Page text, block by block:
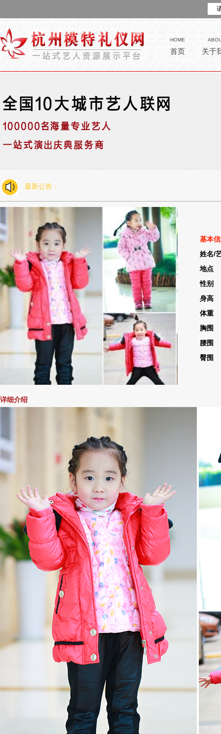
HOME
首页 关于
最新公告：
基本
姓名/
地点
性别
身高
体重
胸围
腰围
臀围
详细介绍